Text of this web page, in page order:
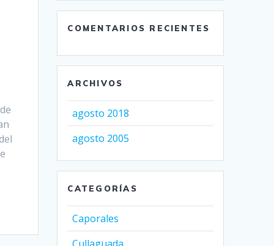
COMENTARIOS RECIENTES
ARCHIVOS
agosto 2018
agosto 2005
CATEGORÍAS
Caporales